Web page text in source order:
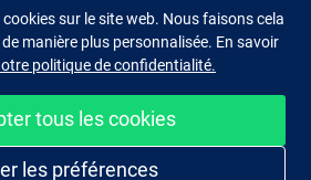
Facebook Instagram
sur le site web. Nous faisons cela
manière plus personnalisée. En savoir
politique de confidentialité.
tous les cookies
les préférences